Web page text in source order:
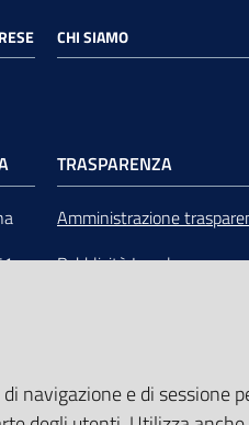
CHI SIAMO
TRASPARENZA
Amministrazione
Pubblicità Legale
navigazione e di